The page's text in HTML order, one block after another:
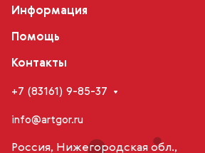
Информация
Помощь
Контакты
+7 (83161) 9-85-37
info@artgor.ru
Россия, Нижегородская обл.,